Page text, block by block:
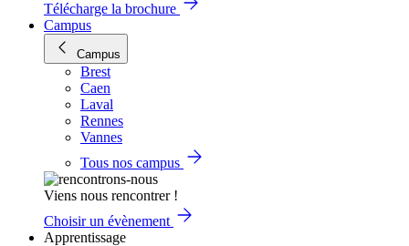
Télécharge la brochure
Campus
Campus
Brest
Caen
Laval
Rennes
Vannes
Tous nos campus
Viens nous rencontrer !
Choisir un évènement
Apprentissage